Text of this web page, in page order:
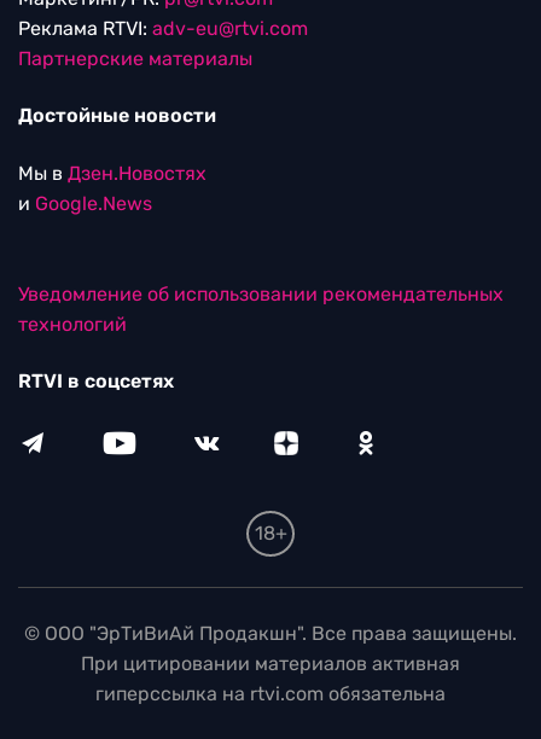
Реклама RTVI: adv-eu@rtvi.com
Партнерские материалы
Достойные новости
Мы в Дзен.Новостях
и Google.News
Уведомление об использовании рекомендательных
технологий
RTVI в соцсетях
18+
© ООО "ЭрТиВиАй Продакшн". Все права защищены.
При цитировании материалов активная
гиперссылка на rtvi.com обязательна